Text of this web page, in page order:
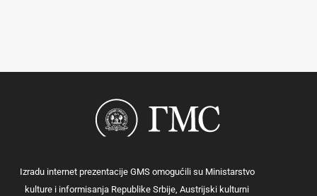
Izradu internet prezentacije GMS omogućili su Ministarstvo
kulture i informisanja Republike Srbije, Austrijski kulturni